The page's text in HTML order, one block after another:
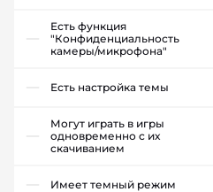
Есть функция
"Конфиденциальность
камеры/микрофона"
Есть настройка темы
Могут играть в игры
одновременно с их
скачиванием
Имеет темный режим